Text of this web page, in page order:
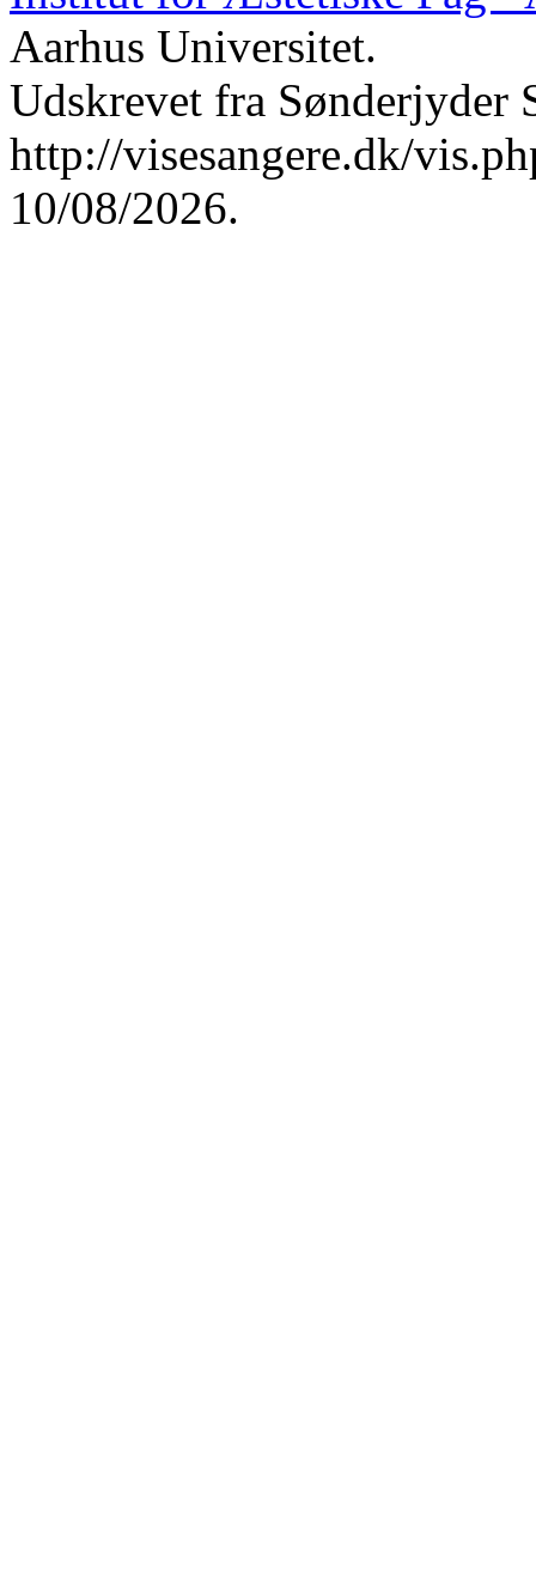
Aarhus Universitet.
Udskrevet fra Sønderjyder
http://visesangere.dk/
10/08/2026.